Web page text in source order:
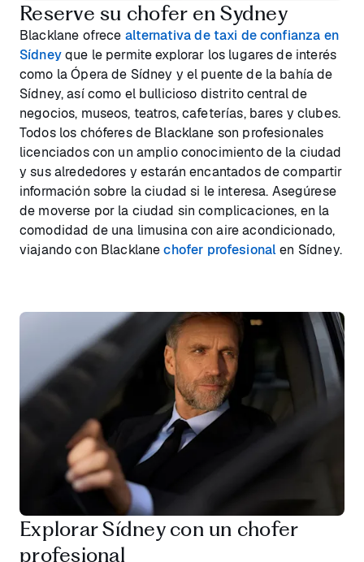
Reserve su chofer en Sydney
Blacklane ofrece alternativa de taxi de confianza en
Sídneyque le permite explorar los lugares de interés
como la Ópera de Sídney y el puente de la bahía de
Sídney, así como el bullicioso distrito central de
negocios, museos, teatros, cafeterías, bares y clubes.
Todos los chóferes de Blacklane son profesionales
licenciados con un amplio conocimiento de la ciudad
y sus alrededores y estarán encantados de compartir
información sobre la ciudad si le interesa. Asegúrese
de moverse por la ciudad sin complicaciones, en la
comodidad de una limusina con aire acondicionado,
viajando con Blacklanechofer profesionalen Sídney.
Explorar Sídney con un chofer
profesional